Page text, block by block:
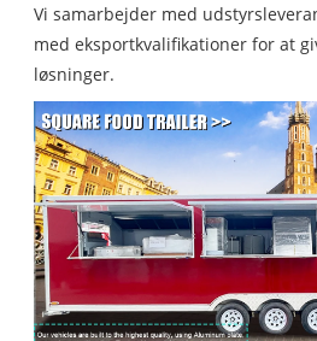
Vi samarbejder med
med eksportkvalifikationer for at
løsninger.